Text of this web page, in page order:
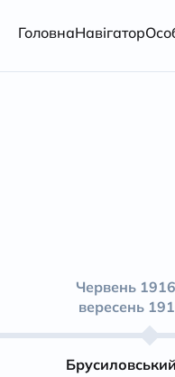
ГоловнаНавігатор
Червень
вересень